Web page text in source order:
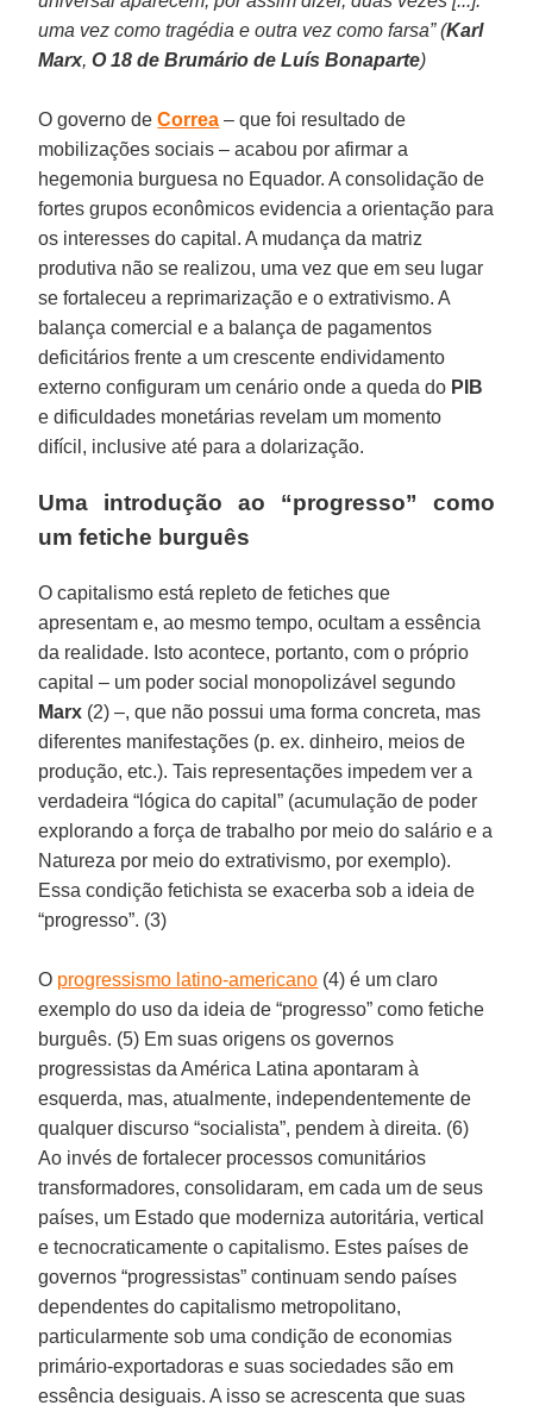
uma vez como tragédia e outra vez como farsa” (Karl
Marx,O 18 de Brumário de Luís Bonaparte)
O governo deCorrea – que foi resultado de
mobilizações sociais – acabou por afirmar a
hegemonia burguesa no Equador. A consolidação de
fortes grupos econômicos evidencia a orientação para
os interesses do capital. A mudança da matriz
produtiva não se realizou, uma vez que em seu lugar
se fortaleceu a reprimarização e o extrativismo. A
balança comercial e a balança de pagamentos
deficitários frente a um crescente endividamento
externo configuram um cenário onde a queda do PIB
e dificuldades monetárias revelam um momento
difícil, inclusive até para a dolarização.
Uma introdução ao “progresso” como
um fetiche burguês
O capitalismo está repleto de fetiches que
apresentam e, ao mesmo tempo, ocultam a essência
da realidade. Isto acontece, portanto, com o próprio
capital – um poder social monopolizável segundo
Marx (2) –, que não possui uma forma concreta, mas
diferentes manifestações (p. ex. dinheiro, meios de
produção, etc.). Tais representações impedem ver a
verdadeira “lógica do capital” (acumulação de poder
explorando a força de trabalho por meio do salário e a
Natureza por meio do extrativismo, por exemplo).
Essa condição fetichista se exacerba sob a ideia de
“progresso”. (3)
O progressismo latino-americano (4) é um claro
exemplo do uso da ideia de “progresso” como fetiche
burguês. (5) Em suas origens os governos
progressistas da América Latina apontaram à
esquerda, mas, atualmente, independentemente de
qualquer discurso “socialista”, pendem à direita. (6)
Ao invés de fortalecer processos comunitários
transformadores, consolidaram, em cada um de seus
países, um Estado que moderniza autoritária, vertical
e tecnocraticamente o capitalismo. Estes países de
governos “progressistas” continuam sendo países
dependentes do capitalismo metropolitano,
particularmente sob uma condição de economias
primário-exportadoras e suas sociedades são em
essência desiguais. A isso se acrescenta que suas